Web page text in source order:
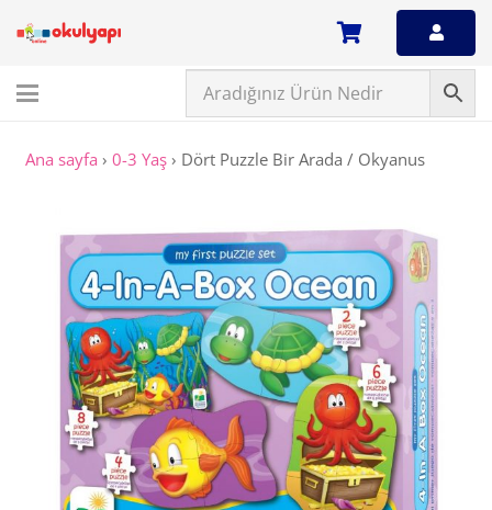
Ana sayfa › 0-3 Yaş› Dört Puzzle Bir Arada / Okyanus